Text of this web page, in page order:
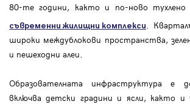
80-те години, както и по-ново
съвременни жилищни комплекси
.
широки междублокови пространства,
и пешеходни алеи.
Образователната инфраструктура е
включва детски градини и ясли, както